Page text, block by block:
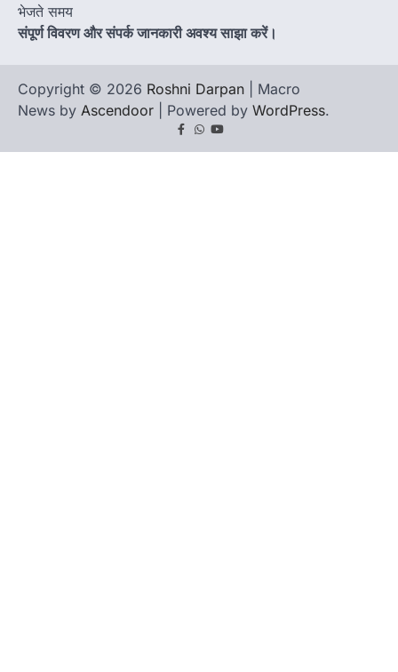
भेजते समय
संपूर्ण विवरण और संपर्क जानकारी अवश्य साझा करें।
Copyright © 2026 Roshni Darpan | Macro
News by Ascendoor | Powered by WordPress.
Facebook
Whatsapp
youtube